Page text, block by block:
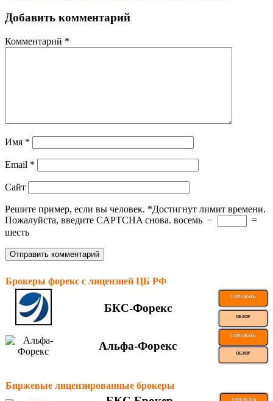
Добавить комментарий
Комментарий *
Имя *
Email *
Сайт
Решите пример, если вы человек. *Достигнут лимит времени.
Пожалуйста, введите CAPTCHA снова. восемь −
=
шесть
Брокеры форекс с лицензией ЦБ РФ
БКС-Форекс
ТОРГОВАТЬ
ОБЗОР
Альфа-Форекс
ТОРГОВАТЬ
ОБЗОР
Биржевые лицензированные брокеры
ТОРГОВАТЬ